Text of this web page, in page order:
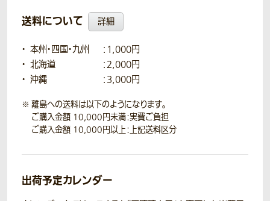
送料について 詳細
本州・四国・九州
：1,000円
北海道
：2,000円
沖縄
：3,000円
離島への送料は以下のようになります。
ご購入金額 10,000円未満：実費ご負担
ご購入金額 10,000円以上：上記送料区分
出荷予定カレンダー